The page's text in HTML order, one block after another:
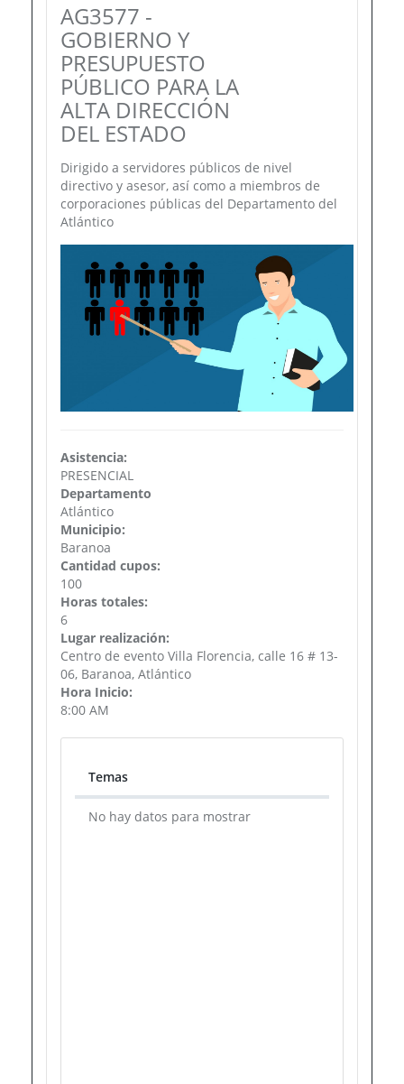
AG3577 -
GOBIERNO Y
PRESUPUESTO
PÚBLICO PARA LA
ALTA DIRECCIÓN
DEL ESTADO
Dirigido a servidores públicos de nivel
directivo y asesor, así como a miembros de
corporaciones públicas del Departamento del
Atlántico
Asistencia:
PRESENCIAL
Departamento
Atlántico
Municipio:
Baranoa
Cantidad cupos:
100
Horas totales:
6
Lugar realización:
Centro de evento Villa Florencia, calle 16 # 13-
06, Baranoa, Atlántico
Hora Inicio:
8:00 AM
Temas
No hay datos para mostrar